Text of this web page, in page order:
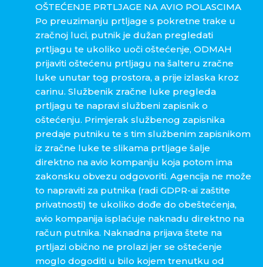
OŠTEĆENJE PRTLJAGE NA AVIO POLASCIMA
Po preuzimanju prtljage s pokretne trake u
zračnoj luci, putnik je dužan pregledati
prtljagu te ukoliko uoči oštećenje, ODMAH
prijaviti oštećenu prtljagu na šalteru zračne
luke unutar tog prostora, a prije izlaska kroz
carinu. Službenik zračne luke pregleda
prtljagu te napravi službeni zapisnik o
oštećenju. Primjerak službenog zapisnika
predaje putniku te s tim službenim zapisnikom
iz zračne luke te slikama prtljage šalje
direktno na avio kompaniju koja potom ima
zakonsku obvezu odgovoriti. Agencija ne može
to napraviti za putnika (radi GDPR-ai zaštite
privatnosti) te ukoliko dođe do obeštećenja,
avio kompanija isplaćuje naknadu direktno na
račun putnika. Naknadna prijava štete na
prtljazi obično ne prolazi jer se oštećenje
moglo dogoditi u bilo kojem trenutku od